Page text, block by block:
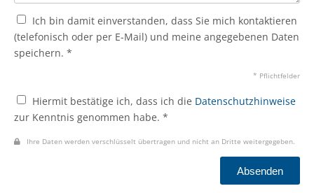
Ich bin damit einverstanden, dass Sie mich kontaktieren
(telefonisch oder per E-Mail) und meine angegebenen Daten
speichern. *
* Pflichtfelder
Hiermit bestätige ich, dass ich die Datenschutzhinweise
zur Kenntnis genommen habe. *
Ihre Daten werden verschlüsselt übertragen und nicht an Dritte weitergegeben.
Absenden